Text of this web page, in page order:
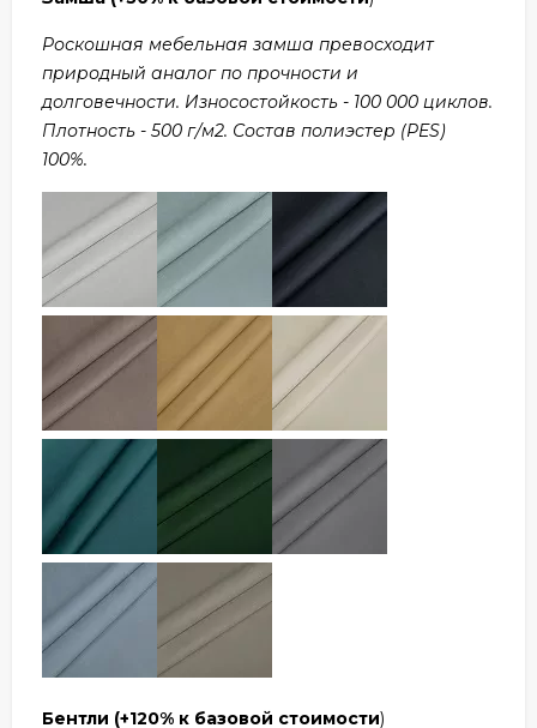
Роскошная мебельная замша превосходит
природный аналог по прочности и
долговечности. Износостойкость - 100 000 циклов.
Плотность - 500 г/м2. Состав полиэстер (PES)
100%.
Бентли (+120% к базовой стоимости)